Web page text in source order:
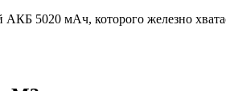
АКБ 5020 мАч, которого железно